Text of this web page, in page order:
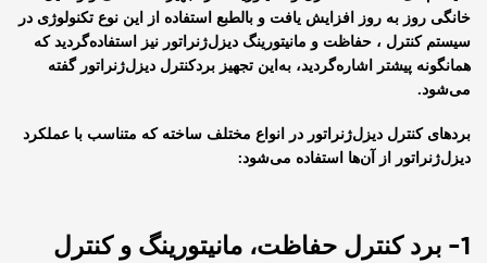
خانگی روز به روز افزایش یافت و بالطبع استفاده از این نوع تکنولوژی در
سیستم کنترل ، حفاظت و مانیتورینگ دیزل‌ژنراتور نیز استفاده‌گردید که
همانگونه پیشتر اشاره‌گردید، به‌این تجهیز برد‌کنترل دیزل‌ژنراتور گفته‌
می‌شود.
بردهای کنترل دیزل‌ژنراتور در انواع مختلف ساخته که متناسب با عملکرد
دیزل‌ژنراتور از آن‌ها استفاده می‌شود:
1- برد کنترل حفاظت، مانیتورینگ و کنترل